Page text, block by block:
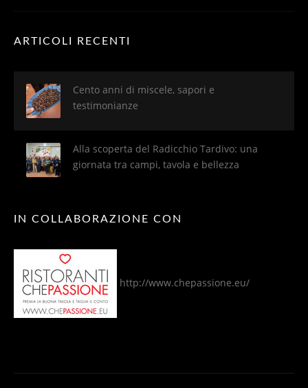
ARTICOLI RECENTI
Cento anni di miscele, sapori e
testimonianze
Alla scoperta del Radicchio Tardivo: una
giornata tra campi, tavola e bellezza
IN COLLABORAZIONE CON
http://www.chepassione.eu/